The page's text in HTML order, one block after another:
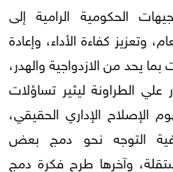
الحكومية الرامية إلى
وتعزيز كفاءة الأداء، وإعادة
يحد من الازدواجية والهدر،
علي الطراونة ليثير تساؤلات
الإداري الحقيقي،
التوجه نحو دمج بعض
وآخرها طرح فكرة دمج